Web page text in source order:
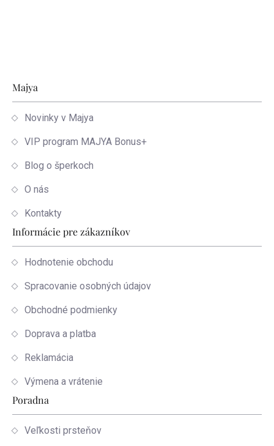
Zápätie
Majya
Novinky v Majya
VIP program MAJYA Bonus+
Blog o šperkoch
O nás
Kontakty
Informácie pre zákazníkov
Hodnotenie obchodu
Spracovanie osobných údajov
Obchodné podmienky
Doprava a platba
Reklamácia
Výmena a vrátenie
Poradna
Veľkosti prsteňov